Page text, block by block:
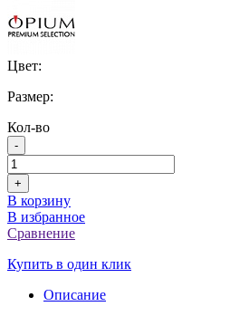
Цвет:
Размер:
Кол-во
-
+
В корзину
В избранное
Сравнение
Купить в один клик
Описание